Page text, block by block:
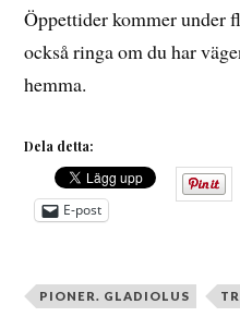
Öppettider kommer under
också ringa om du har
hemma.
Dela detta:
E-post
PIONER. GLADIOLUS